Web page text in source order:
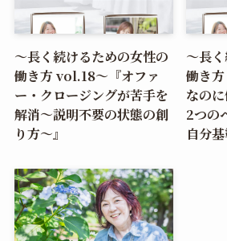
〜長く続けるための女性の
働き方 vol.18〜『オファ
ー・クロージングが苦手を
解消～説明不要の状態の創
り方～』
〜長
働き
なの
2つの
自分